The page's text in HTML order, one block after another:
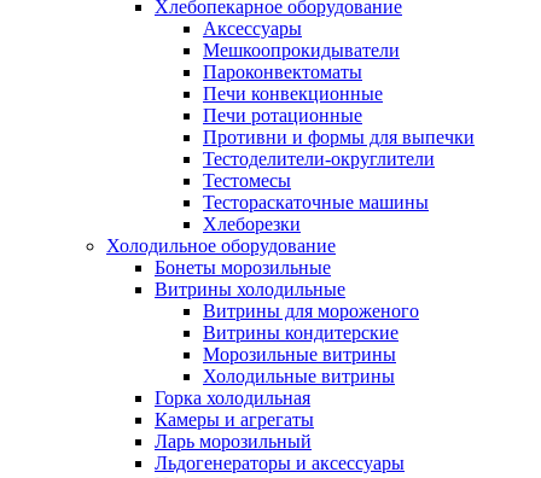
Хлебопекарное оборудование
Аксессуары
Мешкоопрокидыватели
Пароконвектоматы
Печи конвекционные
Печи ротационные
Противни и формы для выпечки
Тестоделители-округлители
Тестомесы
Тестораскаточные машины
Хлеборезки
Холодильное оборудование
Бонеты морозильные
Витрины холодильные
Витрины для мороженого
Витрины кондитерские
Морозильные витрины
Холодильные витрины
Горка холодильная
Камеры и агрегаты
Ларь морозильный
Льдогенераторы и аксессуары